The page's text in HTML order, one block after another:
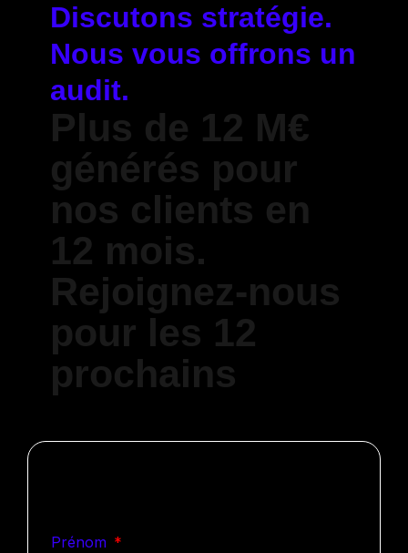
Discutons stratégie.
Nous vous offrons un
audit.
Plus de 12 M€
générés pour
nos clients en
12 mois.
Rejoignez-nous
pour les 12
prochains
Prénom